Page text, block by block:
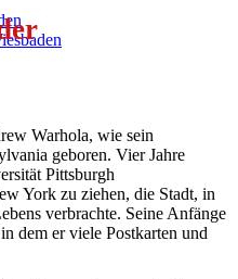
Warhola, wie sein
geboren. Vier Jahre
Pittsburgh
York zu ziehen, die Stadt, in
verbrachte. Seine Anfänge
dem er viele Postkarten und